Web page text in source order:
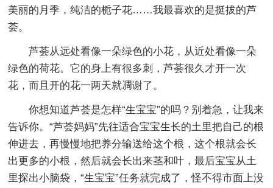
美丽的月季，纯洁的栀子花……我最喜欢的是挺拔的芦
荟。
芦荟从远处看像一朵绿色的小花，从近处看像一朵
绿色的荷花。它的身上有很多刺，芦荟很久才开一次
花，而且开的花一两天就凋谢了。
你想知道芦荟是怎样“生宝宝”的吗？别着急，让我来
告诉你。“芦荟妈妈”先往适合宝宝生长的土里把自己的根
伸进去，再慢慢地把养分输送给这个根，这个根就会长
出更多的小根，然后就会长出来茎和叶，最后宝宝从土
里探出小脑袋，“生宝宝”任务就完成了，怪不得市面上没